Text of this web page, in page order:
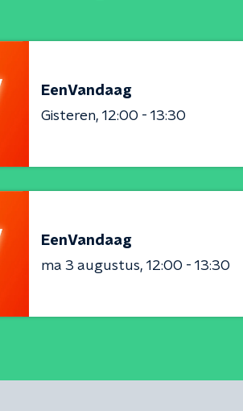
EenVandaag
Gisteren 12:00 - 13:30
EenVandaag
ma 3 augustus 12:00 - 13:30